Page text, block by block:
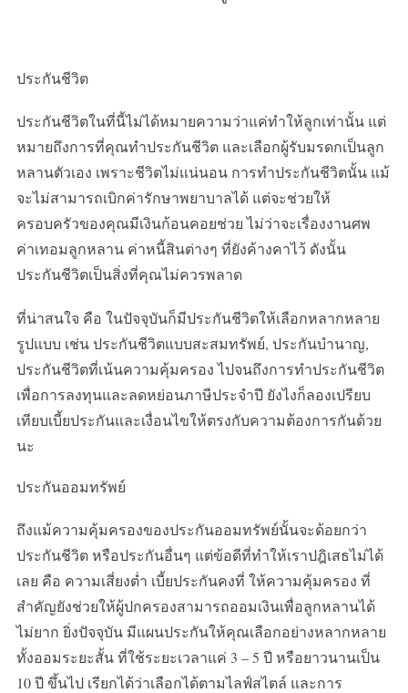
ประกันชีวิต
ประกันชีวิตในที่นี้ไม่ได้หมายความว่าแค่ทำให้ลูกเท่านั้น แต่
หมายถึงการที่คุณทำประกันชีวิต และเลือกผู้รับมรดกเป็นลูก
หลานตัวเอง เพราะชีวิตไม่แน่นอน การทำประกันชีวิตนั้น แม้
จะไม่สามารถเบิกค่ารักษาพยาบาลได้ แต่จะช่วยให้
ครอบครัวของคุณมีเงินก้อนคอยช่วย ไม่ว่าจะเรื่องงานศพ
ค่าเทอมลูกหลาน ค่าหนี้สินต่างๆ ที่ยังค้างคาไว้ ดังนั้น
ประกันชีวิตเป็นสิ่งที่คุณไม่ควรพลาด
ที่น่าสนใจ คือ ในปัจจุบันก็มีประกันชีวิตให้เลือกหลากหลาย
รูปแบบ เช่น ประกันชีวิตแบบสะสมทรัพย์, ประกันบำนาญ,
ประกันชีวิตที่เน้นความคุ้มครอง ไปจนถึงการทำประกันชีวิต
เพื่อการลงทุนและลดหย่อนภาษีประจำปี ยังไงก็ลองเปรียบ
เทียบเบี้ยประกันและเงื่อนไขให้ตรงกับความต้องการกันด้วย
นะ
ประกันออมทรัพย์
ถึงแม้ความคุ้มครองของประกันออมทรัพย์นั้นจะด้อยกว่า
ประกันชีวิต หรือประกันอื่นๆ แต่ข้อดีที่ทำให้เราปฎิเสธไม่ได้
เลย คือ ความเสี่ยงต่ำ เบี้ยประกันคงที่ ให้ความคุ้มครอง ที่
สำคัญยังช่วยให้ผู้ปกครองสามารถออมเงินเพื่อลูกหลานได้
ไม่ยาก ยิ่งปัจจุบัน มีแผนประกันให้คุณเลือกอย่างหลากหลาย
ทั้งออมระยะสั้น ที่ใช้ระยะเวลาแค่ 3 – 5 ปี หรือยาวนานเป็น
10 ปี ขึ้นไป เรียกได้ว่าเลือกได้ตามไลฟ์สไตล์ และการ